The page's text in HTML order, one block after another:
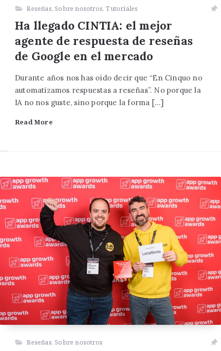
Reseñas,Sobre nosotros,Tutoriales
Ha llegado CINTIA: el mejor
agente de respuesta de reseñas
de Google en el mercado
Durante años nos has oído decir que “En Cinquo no
automatizamos respuestas a reseñas”. No porque la
IA no nos guste, sino porque la forma […]
Read More
Reseñas,Sobre nosotros